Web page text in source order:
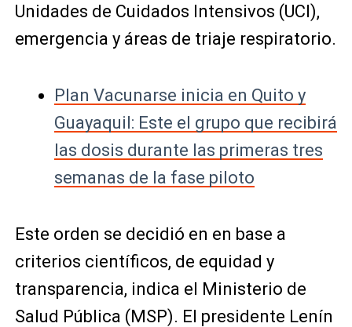
Unidades de Cuidados Intensivos (UCI),
emergencia y áreas de triaje respiratorio.
Plan Vacunarse inicia en Quito y
Guayaquil: Este el grupo que recibirá
las dosis durante las primeras tres
semanas de la fase piloto
Este orden se decidió en en base a
criterios científicos, de equidad y
transparencia, indica el Ministerio de
Salud Pública (MSP). El presidente Lenín